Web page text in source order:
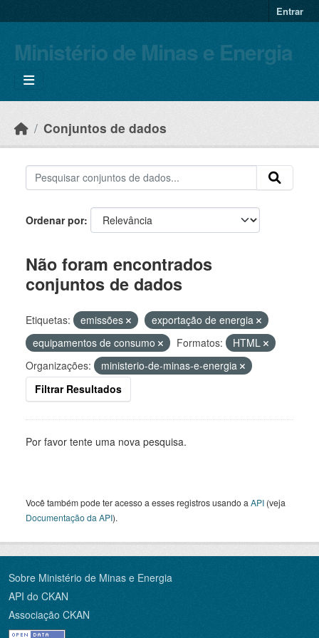
Entrar
Ministério de Minas e Energia
Conjuntos de dados
Ordenar por
Não foram encontrados
conjuntos de dados
Etiquetas: emissões
exportação de energia
equipamentos de consumo
Formatos:
HTML
Organizações:
ministerio-de-minas-e-energia
Filtrar Resultados
Por favor tente uma nova pesquisa.
Você também pode ter acesso a esses registros usando a API (veja
Documentação da API).
Sobre Ministério de Minas e Energia
API do CKAN
Associação CKAN